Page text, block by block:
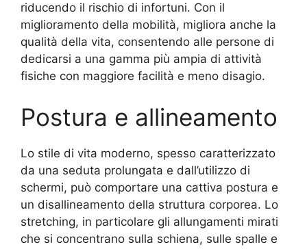
riducendo il rischio di infortuni. Con il
miglioramento della mobilità, migliora anche la
qualità della vita, consentendo alle persone di
dedicarsi a una gamma più ampia di attività
fisiche con maggiore facilità e meno disagio.
Postura e allineamento
Lo stile di vita moderno, spesso caratterizzato
da una seduta prolungata e dall’utilizzo di
schermi, può comportare una cattiva postura e
un disallineamento della struttura corporea. Lo
stretching, in particolare gli allungamenti mirati
che si concentrano sulla schiena, sulle spalle e